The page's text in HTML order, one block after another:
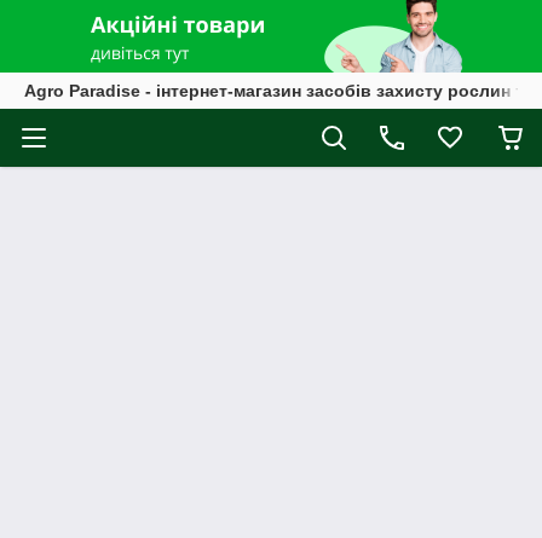
Agro Paradise - інтернет-магазин засобів захисту рослин